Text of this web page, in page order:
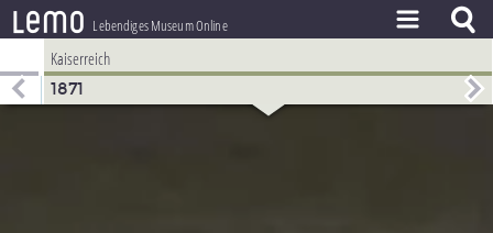
lemo Lebendiges Museum Online
ZEITSTRAHL
THEMEN
Kaiserreich
1871